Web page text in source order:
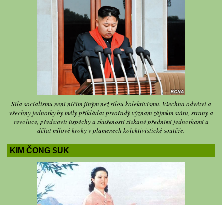
Síla socialismu není ničím jiným než silou kolektivismu. Všechna odvětví a
všechny jednotky by měly přikládat prvořadý význam zájmům státu, strany a
revoluce, představit úspěchy a zkušenosti získané předními jednotkami a
dělat mílové kroky v plamenech kolektivistické soutěže.
KIM ČONG SUK